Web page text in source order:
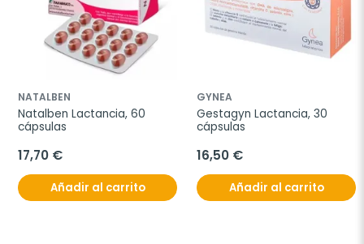
NATALBEN
Natalben Lactancia, 60
cápsulas
17,70 €
Añadir al carrito
GYNEA
Gestagyn Lactancia, 30
cápsulas
16,50 €
Añadir al carrito